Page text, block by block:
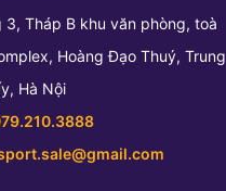
3, Tháp B khu văn phòng, toà
Hoàng Đạo Thuý, Trung
Hà Nội